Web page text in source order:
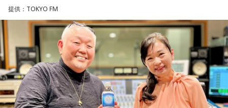
パートナーの奥迫協子、パーソナリティの江原啓之
●江原啓之 今夜の格言
「お掃除は、心も清め、パワーも増します」
ワークを活用した柔軟な勤務が可能になっています。さら
に、男性の育児休業取得率は8割を超え、育児と仕事を両立す
る職員も増加しています。初任給についても民間企業の給与
水準を踏まえて改善されており、大卒で30万円を超えるケー
スもあります。実際、国家公務員の働き方改革に関するアン
ケートでは、職員の約7割が「今の職場は働きやすい」と回答
しており、ライフステージに応じて働き方を選べる環境が整
えられています。
男性との繋がりが日常になっていた今年の3月末に、男性から
朝イチに職場で話を聞くと、彼は20年近く交際している彼女
がいて、入籍すると言われました。突然すぎてビックリし
て、その場はおめでとうございますと伝えましたが、時間が
経つにつれ、喪失感や絶望感、彼からの裏切りのような気持
ちがわきあがり、仕事中に男性を呼び出し、私や彼女に不誠
実ではないかと責めました。今後、プライベートな話はしな
いと告げ、今は仕事上の話しかしておらず、職場の雰囲気は
提供：TOKYO FM